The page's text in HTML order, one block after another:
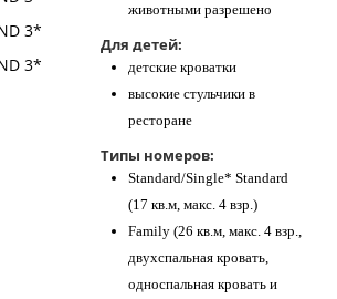
животными разрешено
Для детей:
детские кроватки
высокие стульчики в
ресторане
Типы номеров:
Standard/Single* Standard
(17 кв.м, макс. 4 взр.)
Family (26 кв.м, макс. 4 взр.,
двухспальная кровать,
односпальная кровать и